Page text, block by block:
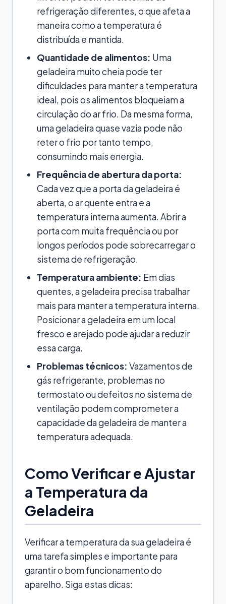
refrigeração diferentes, o que afeta a
maneira como a temperatura é
distribuída e mantida.
Quantidade de alimentos: Uma
geladeira muito cheia pode ter
dificuldades para manter a temperatura
ideal, pois os alimentos bloqueiam a
circulação do ar frio. Da mesma forma,
uma geladeira quase vazia pode não
reter o frio por tanto tempo,
consumindo mais energia.
Frequência de abertura da porta:
Cada vez que a porta da geladeira é
aberta, o ar quente entra e a
temperatura interna aumenta. Abrir a
porta com muita frequência ou por
longos períodos pode sobrecarregar o
sistema de refrigeração.
Temperatura ambiente: Em dias
quentes, a geladeira precisa trabalhar
mais para manter a temperatura interna.
Posicionar a geladeira em um local
fresco e arejado pode ajudar a reduzir
essa carga.
Problemas técnicos: Vazamentos de
gás refrigerante, problemas no
termostato ou defeitos no sistema de
ventilação podem comprometer a
capacidade da geladeira de manter a
temperatura adequada.
Como Verificar e Ajustar
a Temperatura da
Geladeira
Verificar a temperatura da sua geladeira é
uma tarefa simples e importante para
garantir o bom funcionamento do
aparelho. Siga estas dicas: